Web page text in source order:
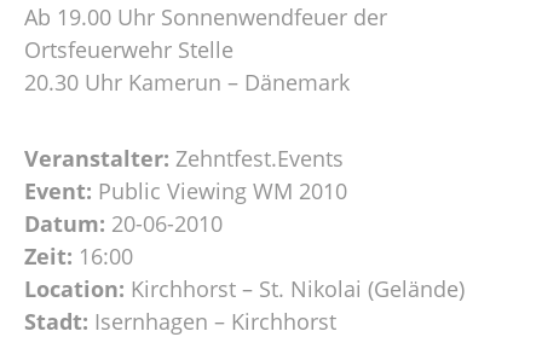
Ab 19.00 Uhr Sonnenwendfeuer der
Ortsfeuerwehr Stelle
20.30 Uhr Kamerun – Dänemark
Veranstalter: Zehntfest.Events
Event: Public Viewing WM 2010
Datum: 20-06-2010
Zeit: 16:00
Location: Kirchhorst – St. Nikolai (Gelände)
Stadt: Isernhagen – Kirchhorst